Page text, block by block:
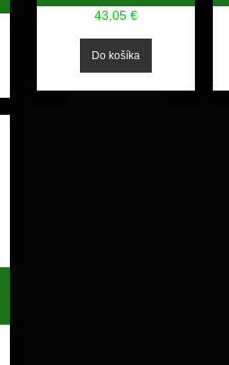
43,05 €